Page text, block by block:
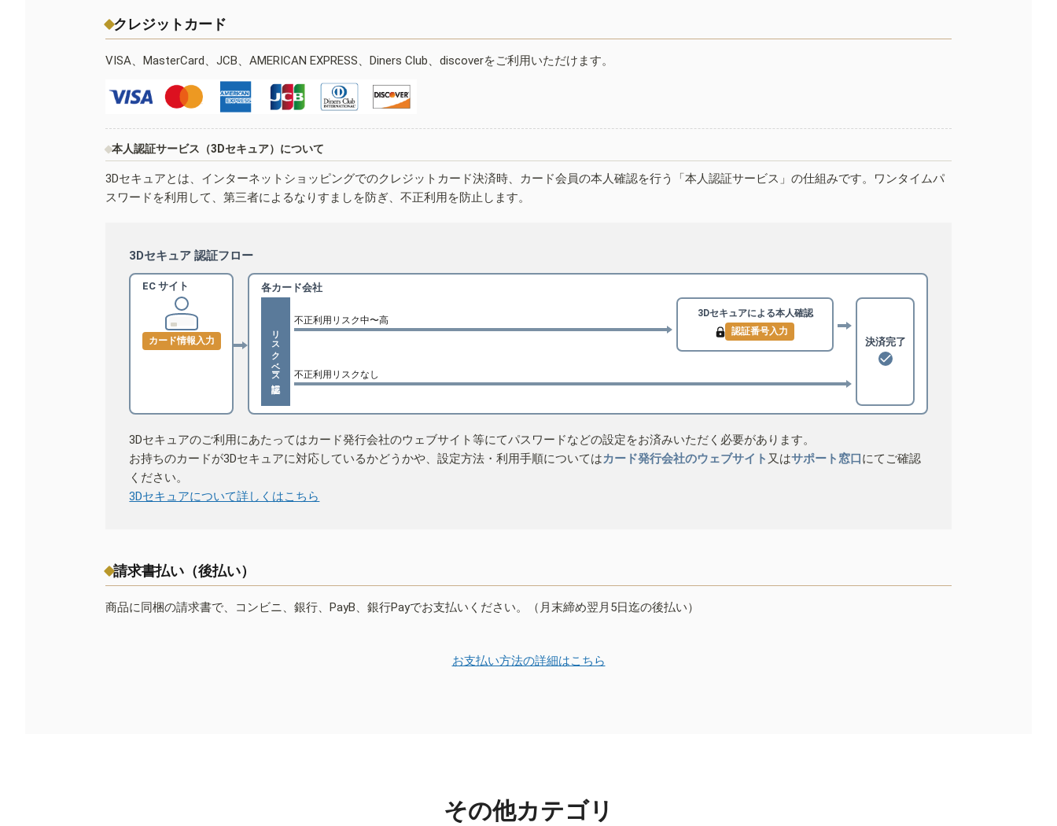
クレジットカード
VISA、MasterCard、JCB、AMERICAN EXPRESS、Diners Club、discoverをご利用いただけます。
本人認証サービス（3Dセキュア）について
3Dセキュアとは、インターネットショッピングでのクレジットカード決済時、カード会員の本人確認を行う「本人認証サービス」の仕組みです。ワンタイムパ
スワードを利用して、第三者によるなりすましを防ぎ、不正利用を防止します。
3Dセキュア 認証フロー
EC サイト
カード情報入力
各カード会社
リスクベース認証
不正利用リスク中〜高
3Dセキュアによる本人確認
認証番号入力
不正利用リスクなし
決済完了
3Dセキュアのご利用にあたってはカード発行会社のウェブサイト等にてパスワードなどの設定をお済みいただく必要があります。
お持ちのカードが3Dセキュアに対応しているかどうかや、設定方法・利用手順についてはカード発行会社のウェブサイト 又はサポート窓口にてご確認
ください。
3Dセキュアについて詳しくはこちら
請求書払い（後払い）
商品に同梱の請求書で、コンビニ、銀行、PayB、銀行Payでお支払いください。（月末締め翌月5日迄の後払い）
お支払い方法の詳細はこちら
その他カテゴリ